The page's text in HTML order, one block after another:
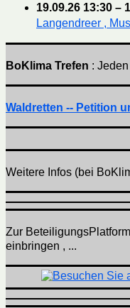
19.09.26 13:30 –
Langendreer ,
BoKlima Trefen :
Waldretten -- Petition
Weitere Infos (bei
Zur
einbringen , ...